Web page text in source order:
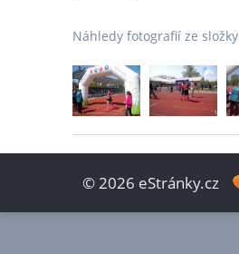
Náhledy fotografií ze složky
© 2026 eStránky.cz